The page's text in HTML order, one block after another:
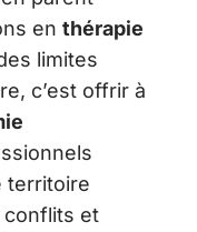
en thérapie
limites
c’est offrir à
territoire
conflits et